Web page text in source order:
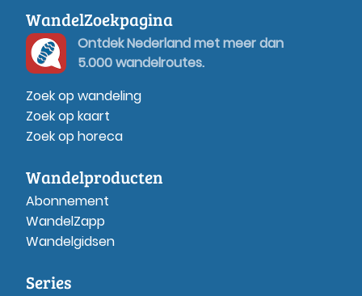
WandelZoekpagina
Ontdek Nederland met meer dan
5.000 wandelroutes.
Zoek op wandeling
Zoek op kaart
Zoek op horeca
Wandelproducten
Abonnement
WandelZapp
Wandelgidsen
Series